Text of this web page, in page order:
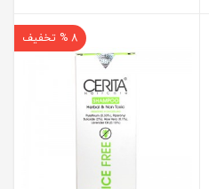
8 % تخفیف